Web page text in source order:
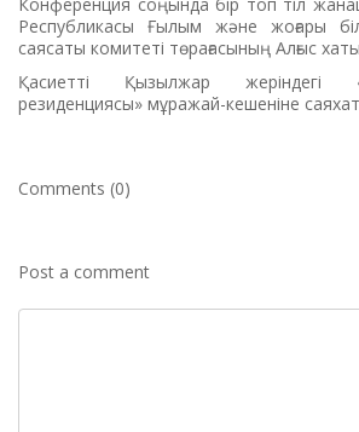
Республикасы Ғылым және жоғары
саясаты комитеті төрағасының Алғыс
Қасиетті Қызылжар жеріндегі
резиденциясы» мұражай-кешеніне
Comments (0)
Post a comment